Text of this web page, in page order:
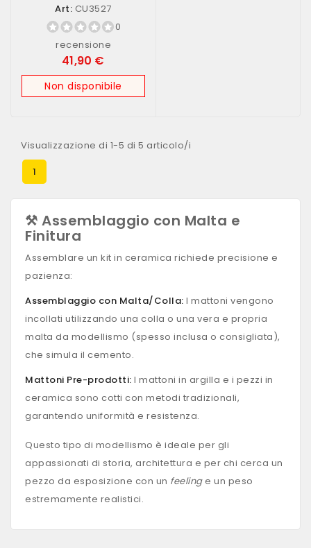
Art: CU3527
0
recensione
41,90 €
Non disponibile
Visualizzazione di 1-5 di 5 articolo/i
1
⚒️ Assemblaggio con Malta e
Finitura
Assemblare un kit in ceramica richiede precisione e
pazienza:
Assemblaggio con Malta/Colla: I mattoni vengono
incollati utilizzando una colla o una vera e propria
malta da modellismo (spesso inclusa o consigliata),
che simula il cemento.
Mattoni Pre-prodotti: I mattoni in argilla e i pezzi in
ceramica sono cotti con metodi tradizionali,
garantendo uniformità e resistenza.
Questo tipo di modellismo è ideale per gli
appassionati di storia, architettura e per chi cerca un
pezzo da esposizione con un feelinge un peso
estremamente realistici.